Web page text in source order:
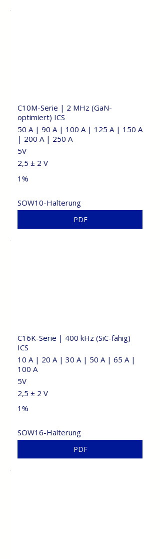
PDF
2,5 ± 2 V
5V
50 A | 90 A | 100 A | 125 A | 150 A
| 200 A | 250 A
1%
SOW10-Halterung
C10M-Serie | 2 MHz (GaN-
optimiert) ICS
PDF
2,5 ± 2 V
5V
10 A | 20 A | 30 A | 50 A | 65 A |
100 A
1%
SOW16-Halterung
C16K-Serie | 400 kHz (SiC-fähig)
ICS